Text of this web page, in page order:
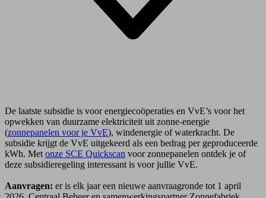
De laatste subsidie is voor energiecoöperaties en VvE’s voor het
opwekken van duurzame elektriciteit uit zonne-energie
(zonnepanelen voor je VvE), windenergie of waterkracht. De
subsidie krijgt de VvE uitgekeerd als een bedrag per geproduceerde
kWh. Met onze SCE Quickscan voor zonnepanelen ontdek je of
deze subsidieregeling interessant is voor jullie VvE.
Aanvragen: er is elk jaar een nieuwe aanvraagronde tot 1 april